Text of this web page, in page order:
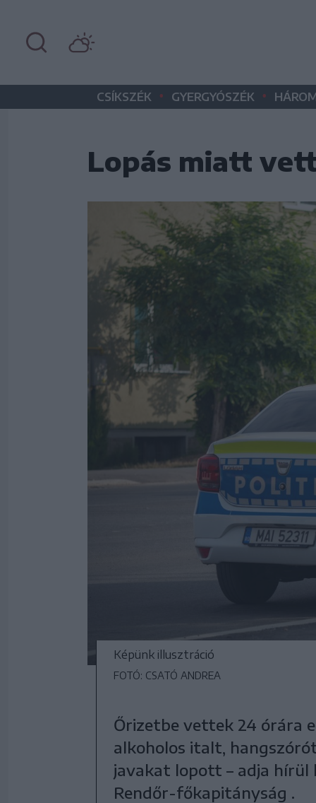
CSÍKSZÉK • GYERGYÓSZÉK •
Lopás miatt
Képünk illusztráció
FOTÓ: CSATÓ ANDREA
Őrizetbe vettek 24 órára
alkoholos italt,
javakat lopott – adja hírül
Rendőr-főkapitányság .